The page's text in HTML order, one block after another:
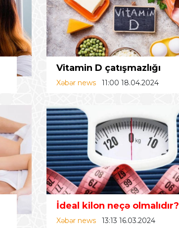
Vitamin D çatışmazlığı
Xəbər news 11:00 18.04.2024
İdeal kilon neçə olmalıdır?
Xəbər news 13:13 16.03.2024